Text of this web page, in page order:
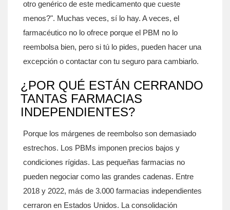
otro genérico de este medicamento que cueste
menos?". Muchas veces, sí lo hay. A veces, el
farmacéutico no lo ofrece porque el PBM no lo
reembolsa bien, pero si tú lo pides, pueden hacer una
excepción o contactar con tu seguro para cambiarlo.
¿POR QUÉ ESTÁN CERRANDO
TANTAS FARMACIAS
INDEPENDIENTES?
Porque los márgenes de reembolso son demasiado
estrechos. Los PBMs imponen precios bajos y
condiciones rígidas. Las pequeñas farmacias no
pueden negociar como las grandes cadenas. Entre
2018 y 2022, más de 3.000 farmacias independientes
cerraron en Estados Unidos. La consolidación